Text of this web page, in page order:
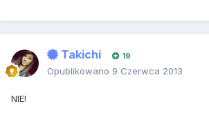
Takichi 19
Opublikowano 9 Czerwca 2013
NIE!